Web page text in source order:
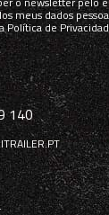
meus dados
Política de
140